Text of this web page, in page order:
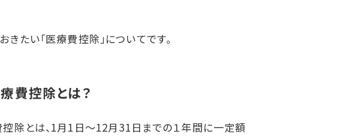
きたい「医療費控除」についてです。
費控除とは？
除とは、1月1日～12月31日までの１年間に一定額